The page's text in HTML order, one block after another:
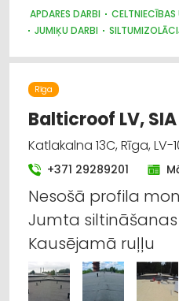
APDARES DARBI
JUMIĶU DARBI
Rīga
Balticroof LV, SIA
Katlakalna 13C, Rīga, LV-
+371 29289201
Nesošā profila
Jumta siltināšanas
Kausējamā ruļļu